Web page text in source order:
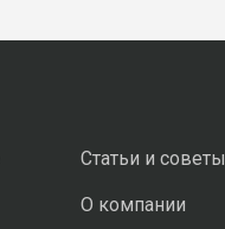
Статьи и советы
О компании